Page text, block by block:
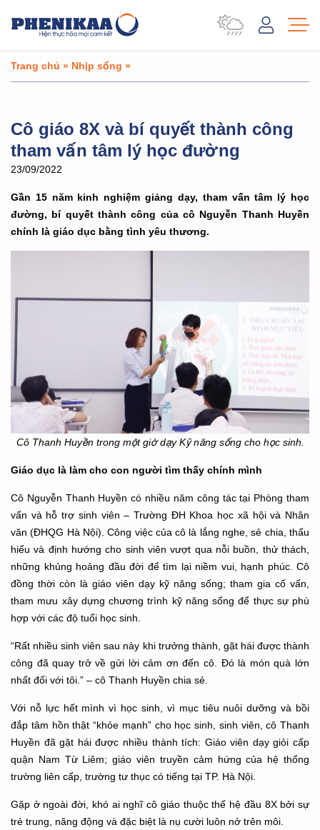
Trang chủ » Nhịp sống »
Cô giáo 8X và bí quyết thành công
tham vấn tâm lý học đường
23/09/2022
Gần 15 năm kinh nghiệm giảng dạy, tham vấn tâm lý học
đường, bí quyết thành công của cô Nguyễn Thanh Huyền
chính là giáo dục bằng tình yêu thương.
Cô Thanh Huyền trong một giờ dạy Kỹ năng sống cho học sinh.
Giáo dục là làm cho con người tìm thấy chính mình
Cô Nguyễn Thanh Huyền có nhiều năm công tác tại Phòng tham
vấn và hỗ trợ sinh viên – Trường ĐH Khoa học xã hội và Nhân
văn (ĐHQG Hà Nội). Công việc của cô là lắng nghe, sẻ chia, thấu
hiểu và định hướng cho sinh viên vượt qua nỗi buồn, thử thách,
những khủng hoảng đầu đời để tìm lại niềm vui, hạnh phúc. Cô
đồng thời còn là giáo viên dạy kỹ năng sống; tham gia cố vấn,
tham mưu xây dựng chương trình kỹ năng sống để thực sự phù
hợp với các độ tuổi học sinh.
“Rất nhiều sinh viên sau này khi trưởng thành, gặt hái được thành
công đã quay trở về gửi lời cảm ơn đến cô. Đó là món quà lớn
nhất đối với tôi.” – cô Thanh Huyền chia sẻ.
Với nỗ lực hết mình vì học sinh, vì mục tiêu nuôi dưỡng và bồi
đắp tâm hồn thật “khỏe mạnh” cho học sinh, sinh viên, cô Thanh
Huyền đã gặt hái được nhiều thành tích: Giáo viên dạy giỏi cấp
quận Nam Từ Liêm; giáo viên truyền cảm hứng của hệ thống
trường liên cấp, trường tư thục có tiếng tại TP. Hà Nội.
Gặp ở ngoài đời, khó ai nghĩ cô giáo thuộc thế hệ đầu 8X bởi sự
trẻ trung, năng động và đặc biệt là nụ cười luôn nở trên môi.